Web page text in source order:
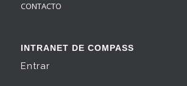
CONTACTO
INTRANET DE COMPASS
Entrar